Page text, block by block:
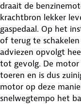
draait de
krachtbron lekker
gaspedaal. Op het
of terug te
adviezen opvolgt
tot gevolg. De
toeren en is dus
motor op deze
snelwegtempo het